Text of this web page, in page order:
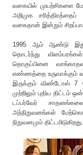
வகையில் முயற்சிகளை
அறிமுக
வகைதான் இன்றும்
1995 ஆம் ஆண்டு இது
தொடர்ந்து
தொகுப்பினை
எண்ணத்தை உருவாக்கும்
இருக்கும் விண்டோஸ் 7
முற்றிலும் புதிய
டப்பர்வேர்
அந்நிறுவனங்கள்
நிறுவனமும் திட்டமிடுகிறது.